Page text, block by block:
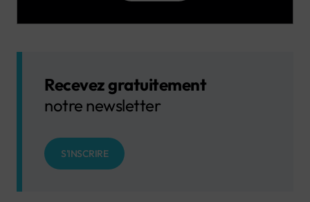
Recevez gratuitement
notre newsletter
S'INSCRIRE